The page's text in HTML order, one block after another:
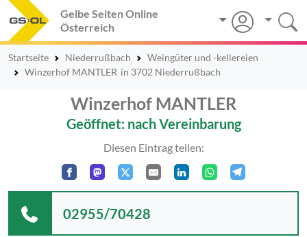
Gelbe Seiten Online
Österreich
Startseite Niederrußbach
Weingüter und -kellereien
Winzerhof MANTLER in 3702 Niederrußbach
Winzerhof MANTLER
Geöffnet: nach Vereinbarung
Diesen Eintrag teilen:
02955/70428